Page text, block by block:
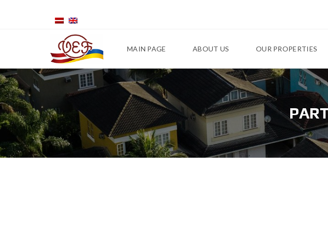
MAIN PAGE ABOUT US OUR PROPERTIES